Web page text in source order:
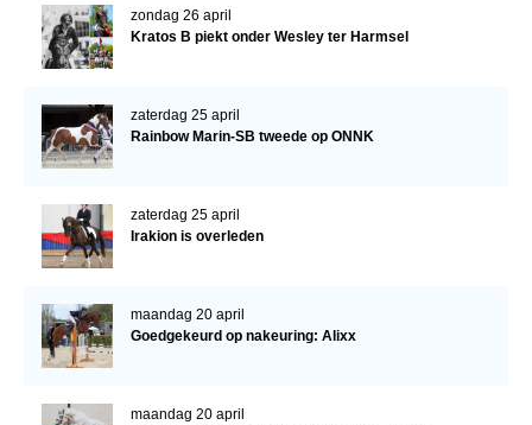
Bestuur Regio Midden
Bestuur Regio West
Regio Zuid
Word vrijiwilliger
Evenementen
ACCOUNT AANMAKEN
zondag 26 april
Kratos B piekt onder Wesley ter Harmsel
zaterdag 25 april
Rainbow Marin-SB tweede op ONNK
zaterdag 25 april
Irakion is overleden
maandag 20 april
Goedgekeurd op nakeuring: Alixx
maandag 20 april